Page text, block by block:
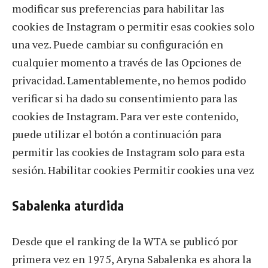
modificar sus preferencias para habilitar las
cookies de Instagram o permitir esas cookies solo
una vez. Puede cambiar su configuración en
cualquier momento a través de las Opciones de
privacidad. Lamentablemente, no hemos podido
verificar si ha dado su consentimiento para las
cookies de Instagram. Para ver este contenido,
puede utilizar el botón a continuación para
permitir las cookies de Instagram solo para esta
sesión. Habilitar cookies Permitir cookies una vez
Sabalenka aturdida
Desde que el ranking de la WTA se publicó por
primera vez en 1975, Aryna Sabalenka es ahora la